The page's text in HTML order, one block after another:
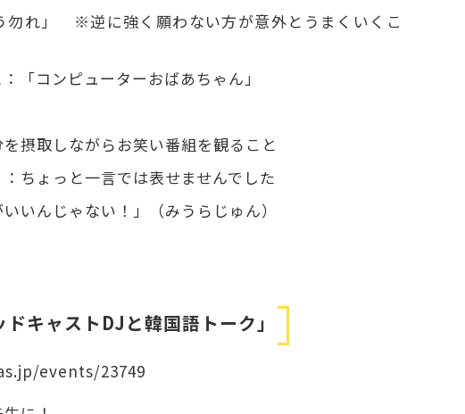
勿れ」 ※逆に強く願わない方が意外とうまくいくこ
：「コンピューターおばあちゃん」
を摂取しながらお笑い番組を観ること
：ちょっと一言では表せませんでした
いいんじゃない！」（みうらじゅん）
ドキャストDJと韓国語トーク」
events/23749